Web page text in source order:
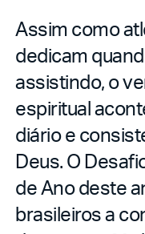
Assim como
dedicam
assistindo, o
espiritual
diário e
Deus. O
de Ano deste
brasileiros a